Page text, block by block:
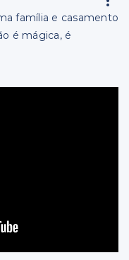
família e casamento
é mágica, é